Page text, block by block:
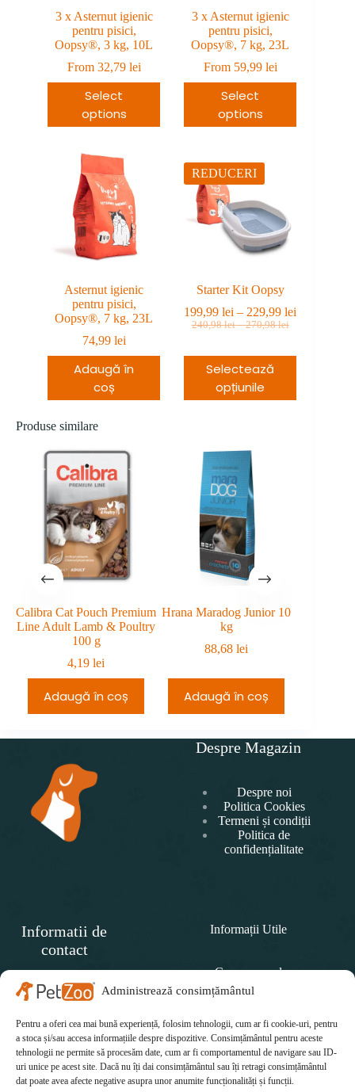
Administrează consimțământul
Pentru a oferi cea mai bună experiență, folosim tehnologii, cum ar fi cookie-uri, pentru
a stoca și/sau accesa informațiile despre dispozitive. Consimțământul pentru aceste
tehnologii ne permite să procesăm date, cum ar fi comportamentul de navigare sau ID-
uri unice pe acest site. Dacă nu îți dai consimțământul sau îți retragi consimțământul
dat poate avea afecte negative asupra unor anumite funcționalități și funcții.
3 x Asternut igienic
pentru pisici,
Oopsy®, 3 kg, 10L
From 32,79 lei
Select
options
3 x Asternut igienic
pentru pisici,
Oopsy®, 7 kg, 23L
From 59,99 lei
Select
options
Asternut igienic
pentru pisici,
Oopsy®, 7 kg, 23L
74,99 lei
Adaugă în
coș
REDUCERI
Starter Kit Oopsy
240,98lei – 270,98leiInterval
Prețul
fost:
240,98 lei
–
240,98 lei
până
270,98 lei.
199,99lei – 229,99lei
199,99 lei
Prețul
199,99 lei
229,99 leiInterval
până
229,99 lei.
Selectează
opțiunile
Produse similare
Calibra Cat Pouch Premium
Line Adult Lamb & Poultry
100 g
4,19lei
Adaugă în coș
Hrana Maradog Junior 10
kg
88,68lei
Adaugă în coș
Despre Magazin
Despre noi
Politica Cookies
Termeni și condiții
Politica de
confidențialitate
Informatii de
contact
PET
Telefon:
0771 415 812
Email:
Informații Utile
Cum comand
Politica de retur
Cum plătesc
Cum se livrează